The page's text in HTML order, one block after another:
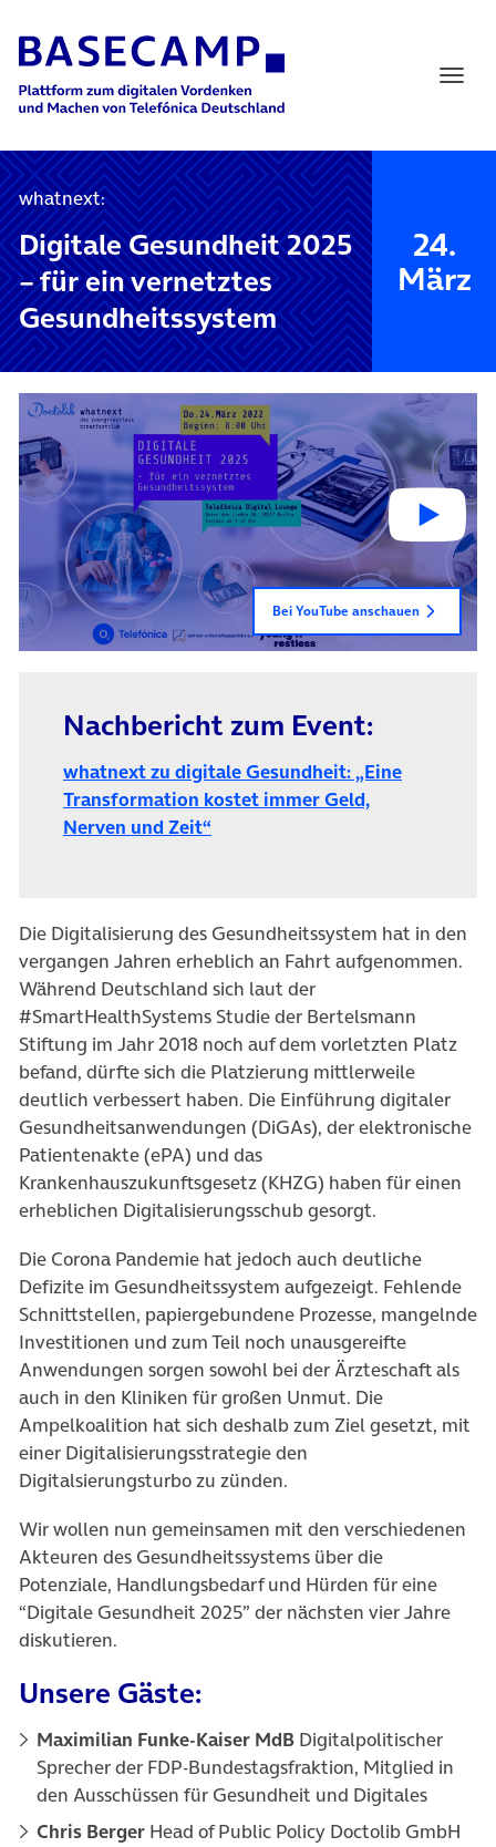
Main Navigation
whatnext:
Digitale Gesundheit 2025
– für ein vernetztes
Gesundheitssystem
24.
März
Bei YouTube anschauen
Nachbericht zum Event:
whatnext zu digitale Gesundheit: „Eine
Transformation kostet immer Geld,
Nerven und Zeit“
Die Digitalisierung des Gesundheitssystem hat in den
vergangen Jahren erheblich an Fahrt aufgenommen.
Während Deutschland sich laut der
#SmartHealthSystems Studie der Bertelsmann
Stiftung im Jahr 2018 noch auf dem vorletzten Platz
befand, dürfte sich die Platzierung mittlerweile
deutlich verbessert haben. Die Einführung digitaler
Gesundheitsanwendungen (DiGAs), der elektronische
Patientenakte (ePA) und das
Krankenhauszukunftsgesetz (KHZG) haben für einen
erheblichen Digitalisierungsschub gesorgt.
Die Corona Pandemie hat jedoch auch deutliche
Defizite im Gesundheitssystem aufgezeigt. Fehlende
Schnittstellen, papiergebundene Prozesse, mangelnde
Investitionen und zum Teil noch unausgereifte
Anwendungen sorgen sowohl bei der Ärzteschaft als
auch in den Kliniken für großen Unmut. Die
Ampelkoalition hat sich deshalb zum Ziel gesetzt, mit
einer Digitalisierungsstrategie den
Digitalsierungsturbo zu zünden.
Wir wollen nun gemeinsamen mit den verschiedenen
Akteuren des Gesundheitssystems über die
Potenziale, Handlungsbedarf und Hürden für eine
“Digitale Gesundheit 2025” der nächsten vier Jahre
diskutieren.
Unsere Gäste:
Maximilian Funke-Kaiser MdB Digitalpolitischer
Sprecher der FDP-Bundestagsfraktion, Mitglied in
den Ausschüssen für Gesundheit und Digitales
Chris Berger Head of Public Policy Doctolib GmbH